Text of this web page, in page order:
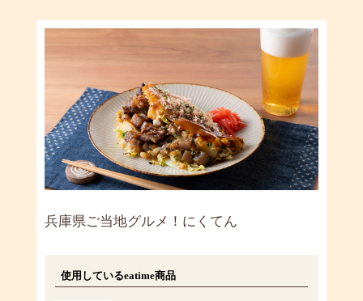
兵庫県ご当地グルメ！にくてん
使用しているeatime商品